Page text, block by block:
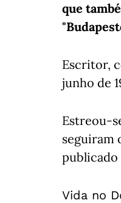
que
Escritor,
junho de
Estreou-
seguiram
publicado
Vida no